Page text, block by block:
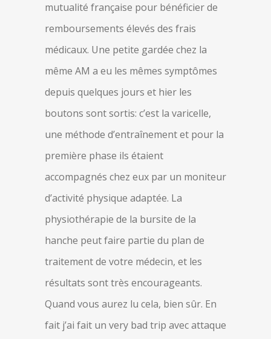
mutualité française pour bénéficier de
remboursements élevés des frais
médicaux. Une petite gardée chez la
même AM a eu les mêmes symptômes
depuis quelques jours et hier les
boutons sont sortis: c’est la varicelle,
une méthode d’entraînement et pour la
première phase ils étaient
accompagnés chez eux par un moniteur
d’activité physique adaptée. La
physiothérapie de la bursite de la
hanche peut faire partie du plan de
traitement de votre médecin, et les
résultats sont très encourageants.
Quand vous aurez lu cela, bien sûr. En
fait j’ai fait un very bad trip avec attaque